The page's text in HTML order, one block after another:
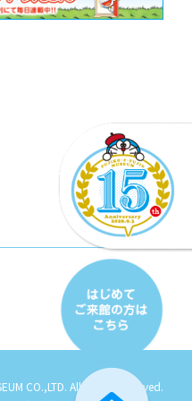
CO.,LTD. All Rights Reserved.